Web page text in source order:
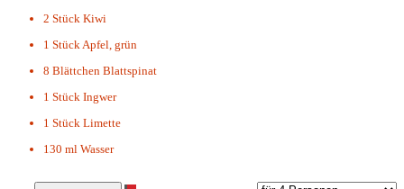
2 Stück Kiwi
1 StückApfel, grün
8 Blättchen Blattspinat
1 Stück Ingwer
1 Stück Limette
130 ml Wasser